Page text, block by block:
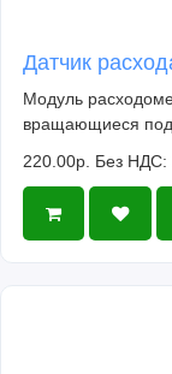
Датчик
Модуль
вращающиеся
220.00р. Без НДС: